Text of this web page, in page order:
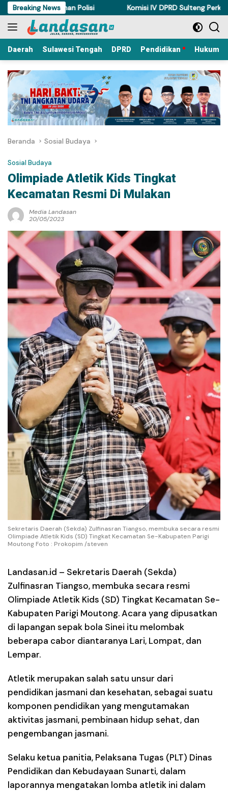
Langsung
ke
konten
Breaking News
Ditahan Polisi Komisi IV DPRD Sulteng Perkuat
Daerah Sulawesi Tengah DPRD Pendidikan Hukum
Beranda Sosial Budaya
Sosial Budaya
Olimpiade Atletik Kids Tingkat
Kecamatan Resmi Di Mulakan
Media Landasan
20/05/2023
Sekretaris Daerah (Sekda) Zulfinasran Tiangso, membuka secara resmi
Olimpiade Atletik Kids (SD) Tingkat Kecamatan Se-Kabupaten Parigi
Moutong Foto : Prokopim /steven
Landasan.id – Sekretaris Daerah (Sekda)
Zulfinasran Tiangso, membuka secara resmi
Olimpiade Atletik Kids (SD) Tingkat Kecamatan Se-
Kabupaten Parigi Moutong. Acara yang dipusatkan
di lapangan sepak bola Sinei itu melombak
beberapa cabor diantaranya Lari, Lompat, dan
Lempar.
Atletik merupakan salah satu unsur dari
pendidikan jasmani dan kesehatan, sebagai suatu
komponen pendidikan yang mengutamakan
aktivitas jasmani, pembinaan hidup sehat, dan
pengembangan jasmani.
Selaku ketua panitia, Pelaksana Tugas (PLT) Dinas
Pendidikan dan Kebudayaan Sunarti, dalam
laporannya mengatakan lomba atletik ini dalam